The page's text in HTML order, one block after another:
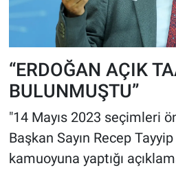
“ERDOĞAN AÇIK
BULUNMUŞTU”
"14 Mayıs 2023 seçimleri
Başkan Sayın Recep
kamuoyuna yaptığı